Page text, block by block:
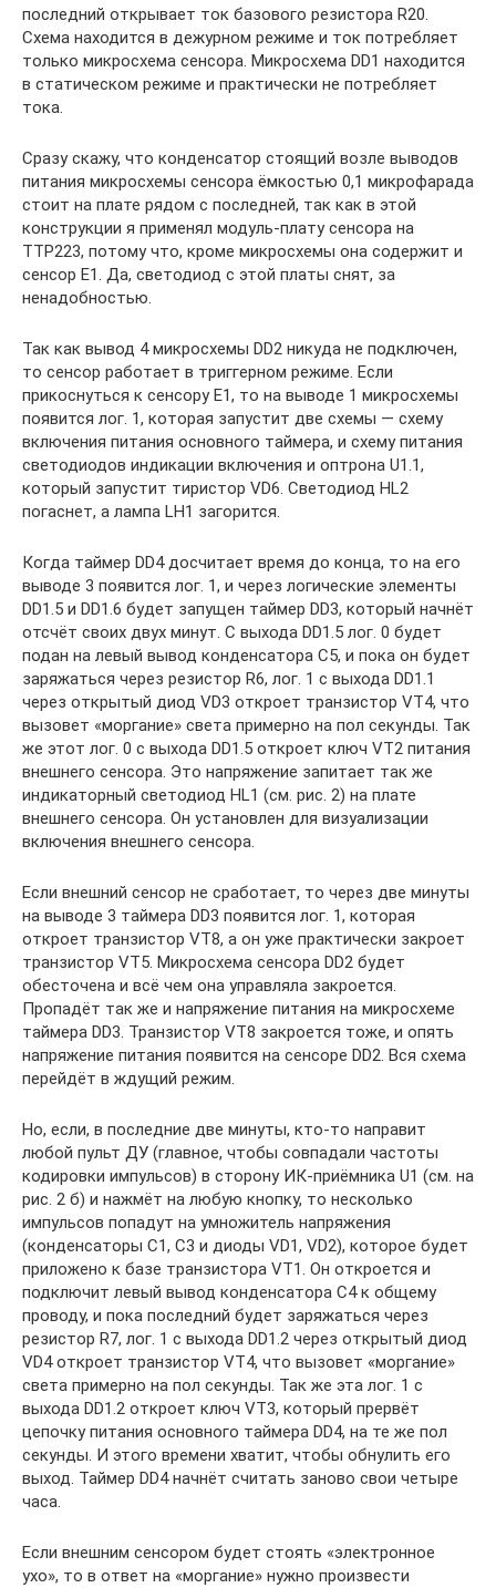
последний открывает ток базового резистора R20.
Схема находится в дежурном режиме и ток потребляет
только микросхема сенсора. Микросхема DD1 находится
в статическом режиме и практически не потребляет
тока.
Сразу скажу, что конденсатор стоящий возле выводов
питания микросхемы сенсора ёмкостью 0,1 микрофарада
стоит на плате рядом с последней, так как в этой
конструкции я применял модуль-плату сенсора на
TTP223, потому что, кроме микросхемы она содержит и
сенсор E1. Да, светодиод с этой платы снят, за
ненадобностью.
Так как вывод 4 микросхемы DD2 никуда не подключен,
то сенсор работает в триггерном режиме. Если
прикоснуться к сенсору E1, то на выводе 1 микросхемы
появится лог. 1, которая запустит две схемы — схему
включения питания основного таймера, и схему питания
светодиодов индикации включения и оптрона U1.1,
который запустит тиристор VD6. Светодиод HL2
погаснет, а лампа LH1 загорится.
Когда таймер DD4 досчитает время до конца, то на его
выводе 3 появится лог. 1, и через логические элементы
DD1.5 и DD1.6 будет запущен таймер DD3, который начнёт
отсчёт своих двух минут. С выхода DD1.5 лог. 0 будет
подан на левый вывод конденсатора C5, и пока он будет
заряжаться через резистор R6, лог. 1 с выхода DD1.1
через открытый диод VD3 откроет транзистор VT4, что
вызовет «моргание» света примерно на пол секунды. Так
же этот лог. 0 с выхода DD1.5 откроет ключ VT2 питания
внешнего сенсора. Это напряжение запитает так же
индикаторный светодиод HL1 (см. рис. 2) на плате
внешнего сенсора. Он установлен для визуализации
включения внешнего сенсора.
Если внешний сенсор не сработает, то через две минуты
на выводе 3 таймера DD3 появится лог. 1, которая
откроет транзистор VT8, а он уже практически закроет
транзистор VT5. Микросхема сенсора DD2 будет
обесточена и всё чем она управляла закроется.
Пропадёт так же и напряжение питания на микросхеме
таймера DD3. Транзистор VT8 закроется тоже, и опять
напряжение питания появится на сенсоре DD2. Вся схема
перейдёт в ждущий режим.
Но, если, в последние две минуты, кто-то направит
любой пульт ДУ (главное, чтобы совпадали частоты
кодировки импульсов) в сторону ИК-приёмника U1 (см. на
рис. 2 б) и нажмёт на любую кнопку, то несколько
импульсов попадут на умножитель напряжения
(конденсаторы C1, C3 и диоды VD1, VD2), которое будет
приложено к базе транзистора VT1. Он откроется и
подключит левый вывод конденсатора C4 к общему
проводу, и пока последний будет заряжаться через
резистор R7, лог. 1 с выхода DD1.2 через открытый диод
VD4 откроет транзистор VT4, что вызовет «моргание»
света примерно на пол секунды. Так же эта лог. 1 с
выхода DD1.2 откроет ключ VT3, который прервёт
цепочку питания основного таймера DD4, на те же пол
секунды. И этого времени хватит, чтобы обнулить его
выход. Таймер DD4 начнёт считать заново свои четыре
часа.
Если внешним сенсором будет стоять «электронное
ухо», то в ответ на «моргание» нужно произвести